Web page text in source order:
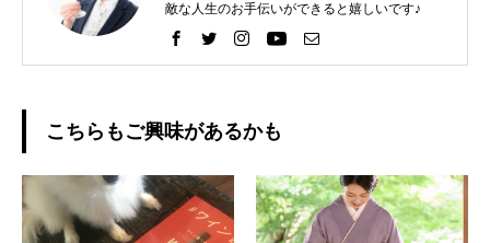
敵な人生のお手伝いができると嬉しいです♪
こちらもご興味があるかも